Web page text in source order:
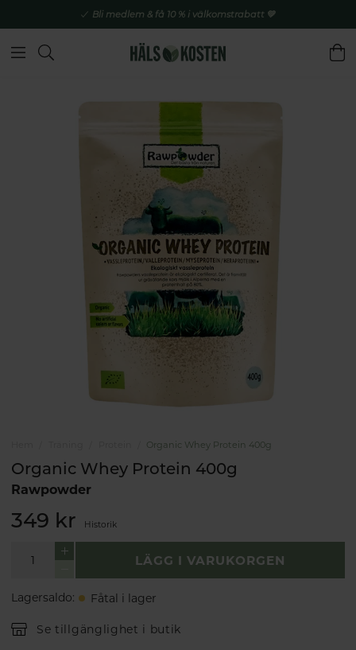
Bli medlem & få 10 % i välkomstrabatt 💚
Organic Whey Protein 400g
Organic Whey Protein 400g
Rawpowder
349 kr Historik
LÄGG I VARUKORGEN
Lagersaldo: Fåtal i lager
Se tillgänglighet i butik